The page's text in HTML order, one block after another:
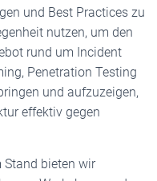
und Best Practices zu
nutzen, um den
rund um Incident
Penetration Testing
und aufzuzeigen,
effektiv gegen
Stand bieten wir